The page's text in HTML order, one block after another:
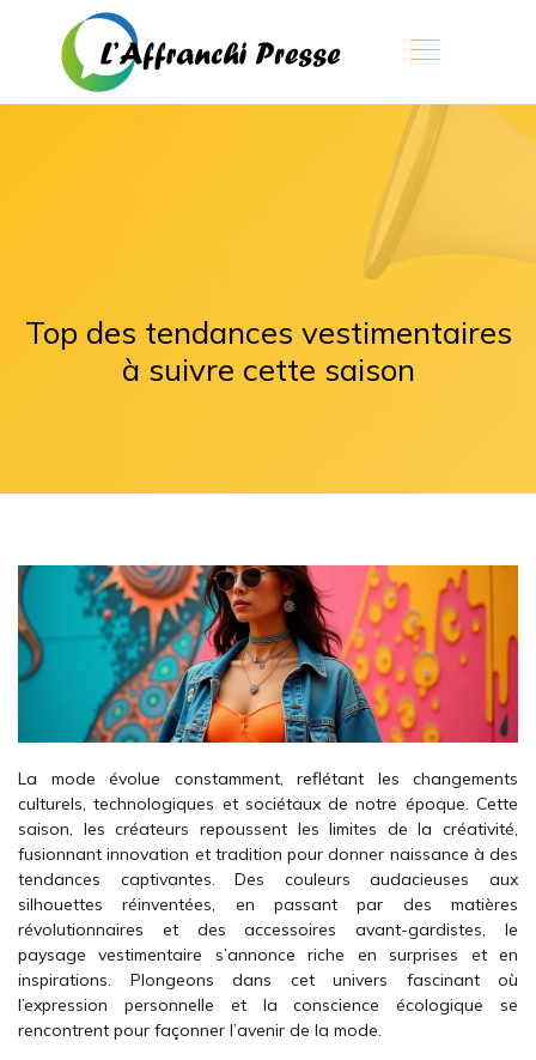
Top des tendances vestimentaires
à suivre cette saison
La mode évolue constamment, reflétant les changements
culturels, technologiques et sociétaux de notre époque. Cette
saison, les créateurs repoussent les limites de la créativité,
fusionnant innovation et tradition pour donner naissance à des
tendances captivantes. Des couleurs audacieuses aux
silhouettes réinventées, en passant par des matières
révolutionnaires et des accessoires avant-gardistes, le
paysage vestimentaire s’annonce riche en surprises et en
inspirations. Plongeons dans cet univers fascinant où
l’expression personnelle et la conscience écologique se
rencontrent pour façonner l’avenir de la mode.